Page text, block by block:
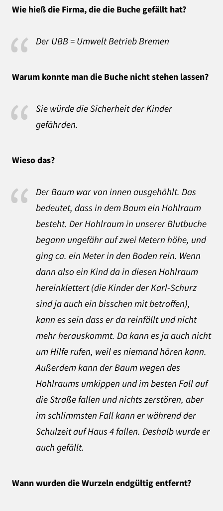
Wie hieß die Firma, die die Buche gefällt hat?
Der UBB = Umwelt Betrieb Bremen
Warum konnte man die Buche nicht stehen lassen?
Sie würde die Sicherheit der Kinder
gefährden.
Wieso das?
Der Baum war von innen ausgehöhlt. Das
bedeutet, dass in dem Baum ein Hohlraum
besteht. Der Hohlraum in unserer Blutbuche
begann ungefähr auf zwei Metern höhe, und
ging ca. ein Meter in den Boden rein. Wenn
dann also ein Kind da in diesen Hohlraum
hereinklettert (die Kinder der Karl-Schurz
sind ja auch ein bisschen mit betroffen),
kann es sein dass er da reinfällt und nicht
mehr herauskommt. Da kann es ja auch nicht
um Hilfe rufen, weil es niemand hören kann.
Außerdem kann der Baum wegen des
Hohlraums umkippen und im besten Fall auf
die Straße fallen und nichts zerstören, aber
im schlimmsten Fall kann er während der
Schulzeit auf Haus 4 fallen. Deshalb wurde er
auch gefällt.
Wann wurden die Wurzeln endgültig entfernt?